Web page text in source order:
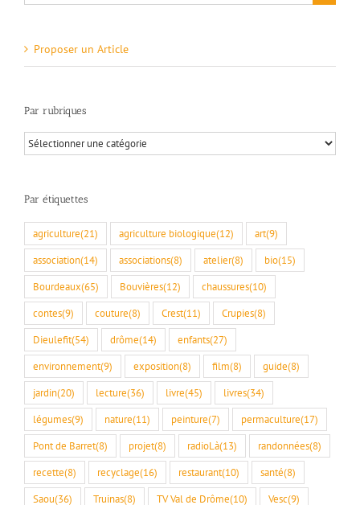
Proposer un Article
Par rubriques
Par
rubriques
Par étiquettes
agriculture(21) agriculture biologique(12) art(9)
association(14) associations(8) atelier(8) bio(15)
Bourdeaux(65) Bouvières(12) chaussures(10)
contes(9) couture(8) Crest(11) Crupies(8)
Dieulefit(54) drôme(14) enfants(27)
environnement(9) exposition(8) film(8) guide(8)
jardin(20) lecture(36) livre(45) livres(34)
légumes(9) nature(11) peinture(7) permaculture(17)
Pont de Barret(8) projet(8) radioLà(13) randonnées(8)
recette(8) recyclage(16) restaurant(10) santé(8)
Saou(36) Truinas(8) TV Val de Drôme(10) Vesc(9)